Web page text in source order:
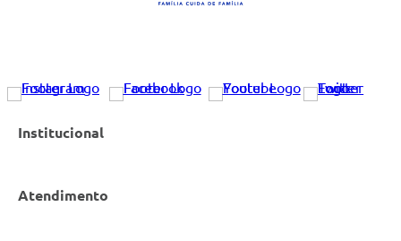
Institucional
Atendimento